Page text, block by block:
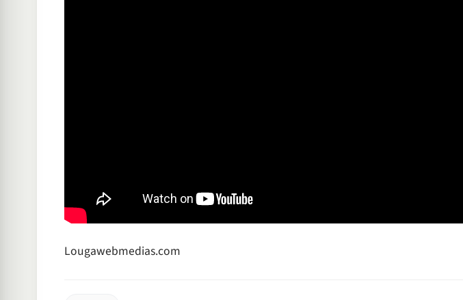
Lougawebmedias.com